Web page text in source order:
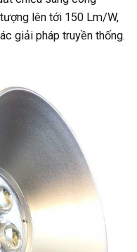
lên tới 150 Lm/W,
giải pháp truyền thống.